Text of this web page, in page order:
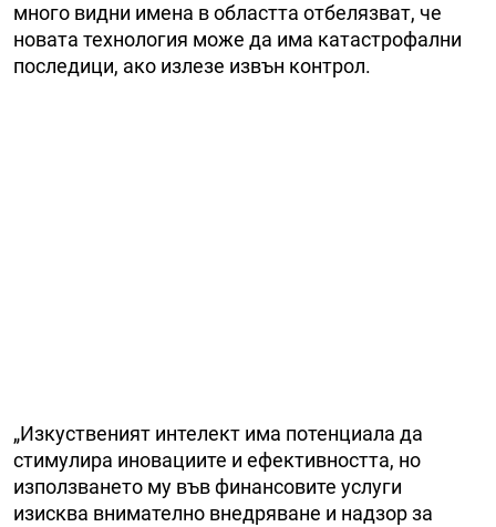
много видни имена в областта отбелязват, че
новата технология може да има катастрофални
последици, ако излезе извън контрол.
„Изкуственият интелект има потенциала да
стимулира иновациите и ефективността, но
използването му във финансовите услуги
изисква внимателно внедряване и надзор за